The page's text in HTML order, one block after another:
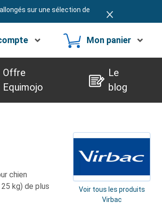
sur une sélection de
Mon panier
Offre
Equimojo
Le
blog
chien
kg) de plus
Voir tous les produits
Virbac